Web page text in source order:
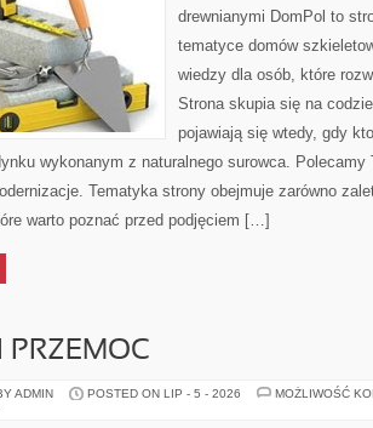
drewnianymi DomPol to
tematyce domów
wiedzy dla osób, które
Strona skupia się na
pojawiają się wtedy, gdy
wykonanym z naturalnego surowca.
Tematyka strony obejmuje zarówno
warto poznać przed podjęciem […]
PRZEMOC
ADMIN POSTED ON LIP - 5 - 2026
MOŻLIWOŚĆ